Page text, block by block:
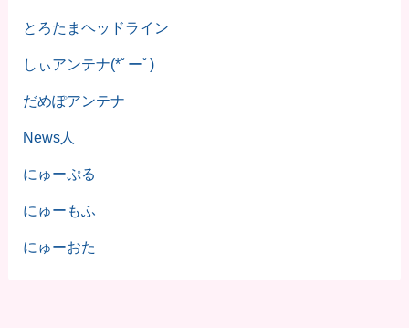
とろたまヘッドライン
しぃアンテナ(*ﾟーﾟ)
だめぽアンテナ
News人
にゅーぷる
にゅーもふ
にゅーおた